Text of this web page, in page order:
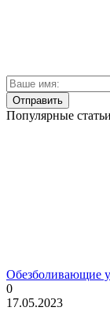
Популярные статьи
Обезболивающие
0
17.05.2023